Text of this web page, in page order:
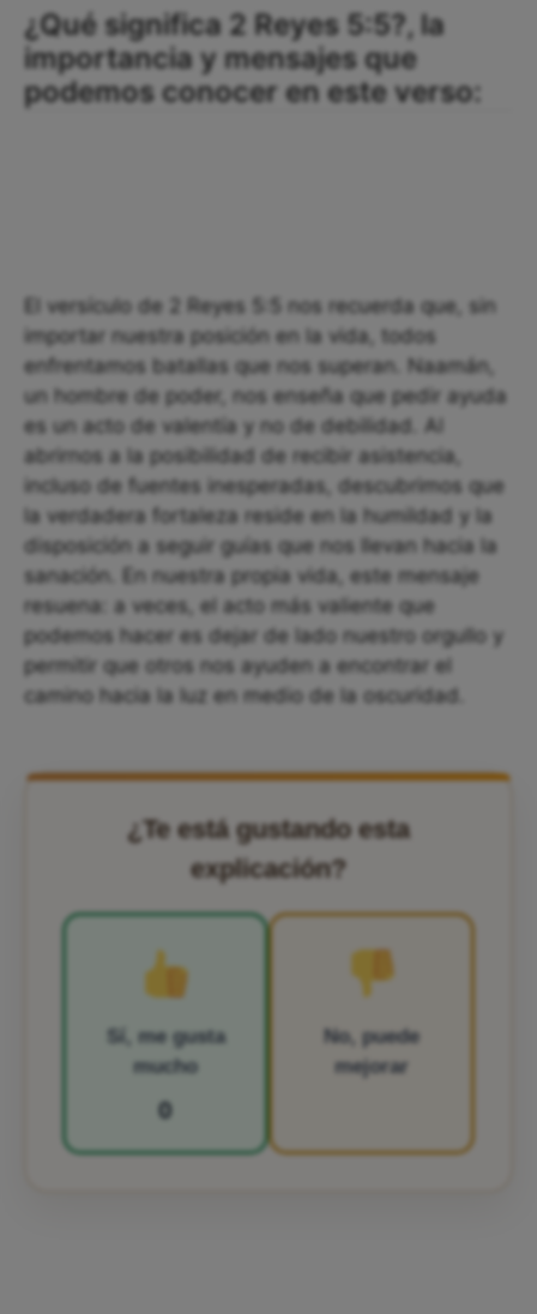
¿Qué significa 2 Reyes 5:5?, la
importancia y mensajes que
podemos conocer en este verso:
El versículo de 2 Reyes 5:5 nos recuerda que, sin
importar nuestra posición en la vida, todos
enfrentamos batallas que nos superan. Naamán,
un hombre de poder, nos enseña que pedir ayuda
es un acto de valentía y no de debilidad. Al
abrirnos a la posibilidad de recibir asistencia,
incluso de fuentes inesperadas, descubrimos que
la verdadera fortaleza reside en la humildad y la
disposición a seguir guías que nos llevan hacia la
sanación. En nuestra propia vida, este mensaje
resuena: a veces, el acto más valiente que
podemos hacer es dejar de lado nuestro orgullo y
permitir que otros nos ayuden a encontrar el
camino hacia la luz en medio de la oscuridad.
¿Te está gustando esta
explicación?
Sí, me gusta
mucho
0
No, puede
mejorar